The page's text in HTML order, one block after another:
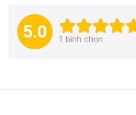
5.0 1 bình chọn